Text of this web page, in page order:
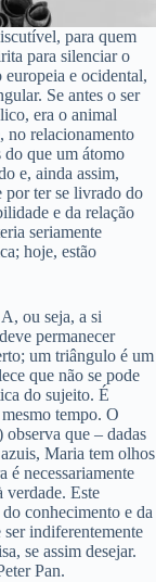
para quem
para silenciar o
e ocidental,
Se antes o ser
era o animal
no relacionamento
do que um átomo
e, ainda assim,
por ter se livrado do
e da relação
seriamente
hoje, estão
ou seja, a si
permanecer
um triângulo é um
que não se pode
do sujeito. É
tempo. O
que – dadas
Maria tem olhos
é necessariamente
verdade. Este
conhecimento e da
indiferentemente
se assim desejar.
Pan.